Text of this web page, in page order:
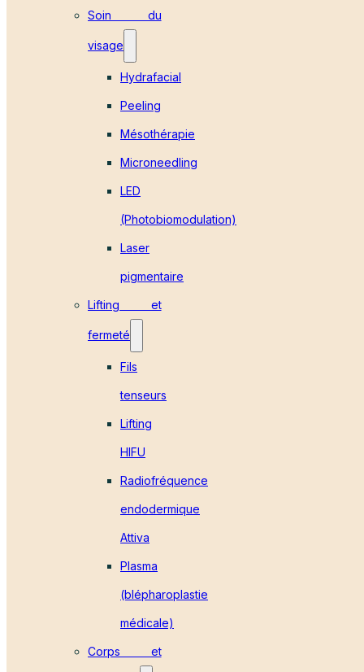
Soin du
visage
Hydrafacial
Peeling
Mésothérapie
Microneedling
LED
(Photobiomodulation)
Laser
pigmentaire
Lifting et
fermeté
Fils
tenseurs
Lifting
HIFU
Radiofréquence
endodermique
Attiva
Plasma
(blépharoplastie
médicale)
Corps et